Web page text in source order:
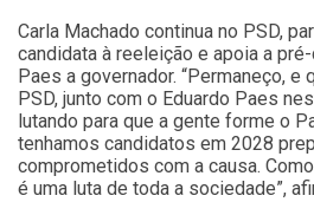
Carla Machado continua no PSD,
candidata à reeleição e apoia a
Paes a governador. “Permaneço, e
PSD, junto com o Eduardo Paes
lutando para que a gente forme o
tenhamos candidatos em 2028
comprometidos com a causa.
é uma luta de toda a sociedade”,